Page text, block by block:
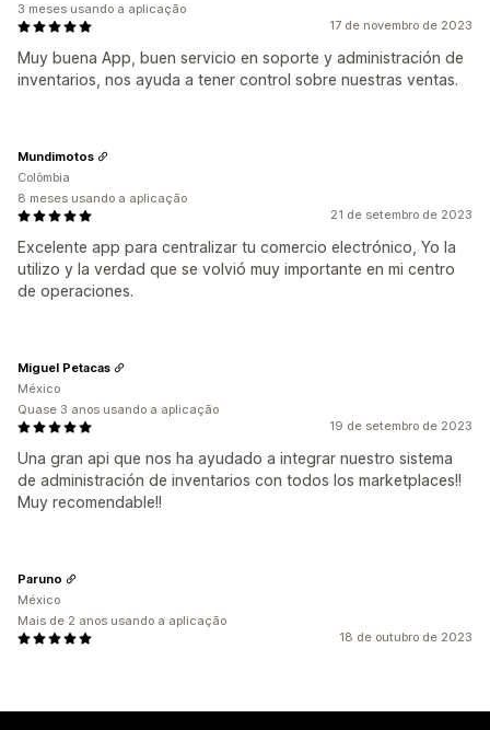
17 de novembro de 2023
Muy buena App, buen servicio en soporte y administración de
inventarios, nos ayuda a tener control sobre nuestras ventas.
3 meses usando a aplicação
21 de setembro de 2023
Excelente app para centralizar tu comercio electrónico, Yo la
utilizo y la verdad que se volvió muy importante en mi centro
de operaciones.
Mundimotos
Colômbia
8 meses usando a aplicação
19 de setembro de 2023
Una gran api que nos ha ayudado a integrar nuestro sistema
de administración de inventarios con todos los marketplaces!!
Muy recomendable!!
Miguel Petacas
México
Quase 3 anos usando a aplicação
18 de outubro de 2023
Paruno
México
Mais de 2 anos usando a aplicação